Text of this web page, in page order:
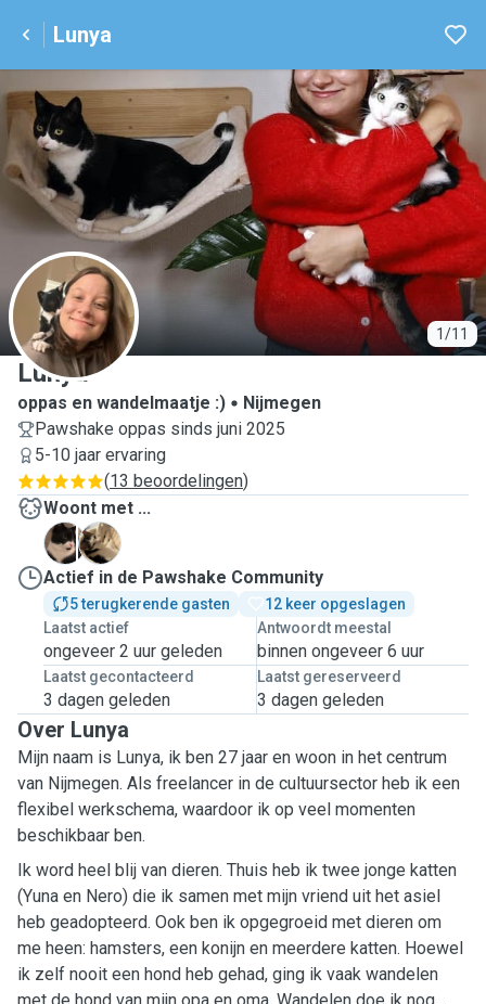
Lunya
1/11
L
Lunya
oppas en wandelmaatje :)
Nijmegen
Pawshake oppas sinds juni 2025
5-10 jaar ervaring
(13 beoordelingen)
Woont met ...
N
Y
Actief in de Pawshake Community
5 terugkerende gasten
12 keer opgeslagen
Laatst actief
ongeveer 2 uur geleden
Antwoordt meestal
binnen ongeveer 6 uur
Laatst gecontacteerd
3 dagen geleden
Laatst gereserveerd
3 dagen geleden
Over Lunya
Mijn naam is Lunya, ik ben 27 jaar en woon in het centrum
van Nijmegen. Als freelancer in de cultuursector heb ik een
flexibel werkschema, waardoor ik op veel momenten
beschikbaar ben.
Ik word heel blij van dieren. Thuis heb ik twee jonge katten
(Yuna en Nero) die ik samen met mijn vriend uit het asiel
heb geadopteerd. Ook ben ik opgegroeid met dieren om
me heen: hamsters, een konijn en meerdere katten. Hoewel
ik zelf nooit een hond heb gehad, ging ik vaak wandelen